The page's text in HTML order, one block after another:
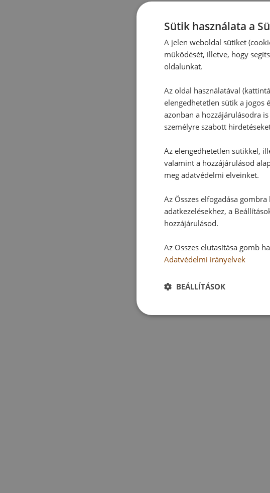
Sütik használata a
A jelen weboldal sütiket
működését, illetve, hogy
oldalunkat.
Az oldal használatával
elengedhetetlen sütik a jogos
azonban a hozzájárulásodra
személyre szabott
Az elengedhetetlen sütikkel,
valamint a hozzájárulásod
meg adatvédelmi elveinket.
Az Összes elfogadása
adatkezelésekhez, a
hozzájárulásod.
Az Összes elutasítása gomb
Adatvédelmi irányelvek
BEÁLLÍTÁSOK